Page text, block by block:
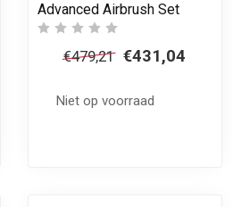
aan winkelwagen
Advanced Airbrush Set
€479,21 €431,04
Niet op voorraad